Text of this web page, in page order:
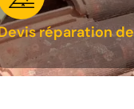
réparation de
31